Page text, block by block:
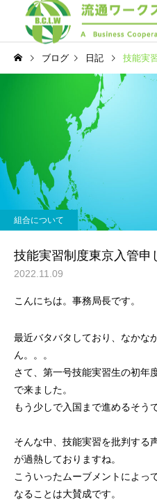
ブログ 日記 技能実
組合について
技能実習制度東京入管申
2022.11.09
こんにちは。事務局長です。
最近バタバタしており、なかな
ん。。。
さて、第一号技能実習生の初年
で来ました。
もう少しで入国まで進めるそう
そんな中、技能実習を批判する
が過熱しておりますね。
こういったムーブメントによっ
なることは大賛成です。